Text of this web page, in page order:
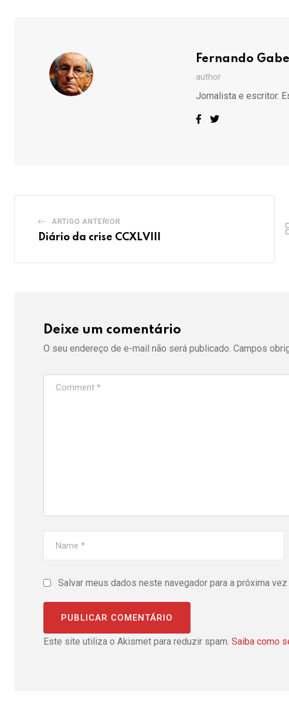
Fernando
author
Jornalista e escritor.
ARTIGO ANTERIOR
Diário da crise CCXLVIII
Deixe um comentário
O seu endereço de e-mail não será publicado. Campos
Salvar meus dados neste navegador para a próxima vez
Este site utiliza o Akismet para reduzir spam. Saiba como